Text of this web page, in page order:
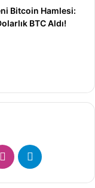
Bitcoin Hamlesi:
BTC Aldı!
InstagramTelegram